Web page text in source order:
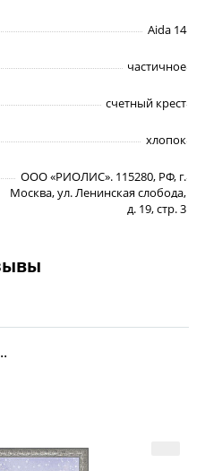
Aida 14
частичное
счетный крест
хлопок
ООО «РИОЛИС». 115280, РФ, г.
Москва, ул. Ленинская слобода,
д. 19, стр. 3